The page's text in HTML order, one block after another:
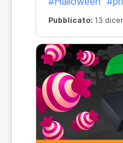
Pubblicato: 13